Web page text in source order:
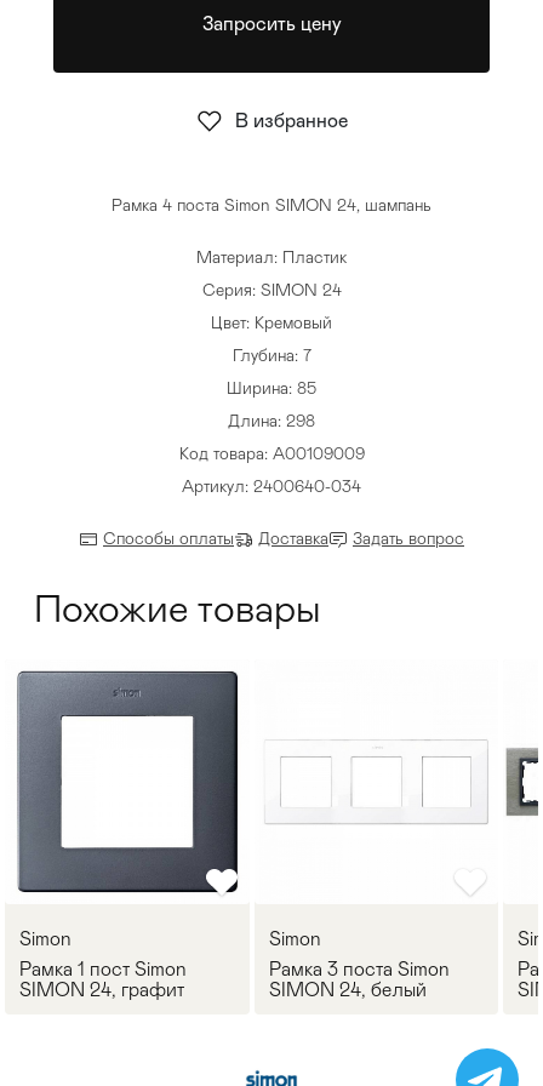
Рамка 4 поста Simon SIMON 24, шампань
Материал: Пластик
Серия: SIMON 24
Цвет: Кремовый
Глубина: 7
Ширина: 85
Длина: 298
Код товара: A00109009
Артикул: 2400640-034
Способы оплаты Доставка Задать вопрос
Запросить цену
В избранное
Похожие товары
Simon
Рамка 1 пост Simon
SIMON 24, графит
Simon
Рамка 3 поста Simon
SIMON 24, белый